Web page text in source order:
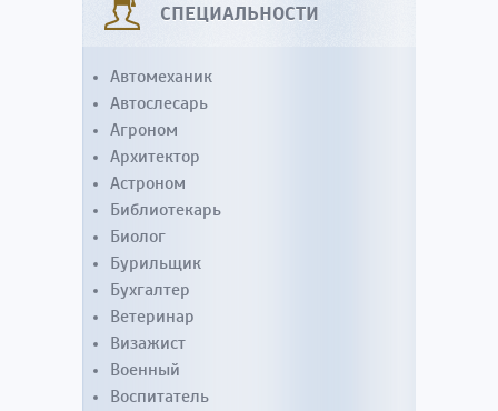
СПЕЦИАЛЬНОСТИ
Автомеханик
Автослесарь
Агроном
Архитектор
Астроном
Библиотекарь
Биолог
Бурильщик
Бухгалтер
Ветеринар
Визажист
Военный
Воспитатель